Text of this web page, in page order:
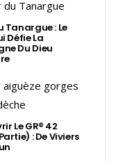
Tanargue : Le
Défie La
Du Dieu
Le GR® 42
: De Viviers